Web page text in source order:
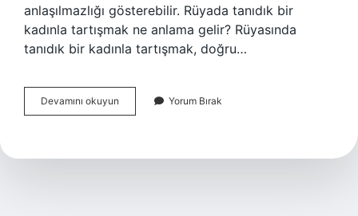
anlaşılmazlığı gösterebilir. Rüyada tanıdık bir
kadınla tartışmak ne anlama gelir? Rüyasında
tanıdık bir kadınla tartışmak, doğru…
Devamını okuyun
Tartışmak
Gelir
Yorum Bırak